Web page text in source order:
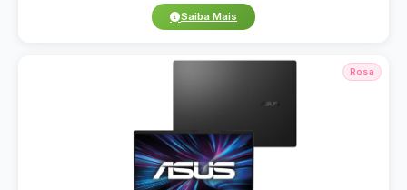
Saiba Mais
Rosa